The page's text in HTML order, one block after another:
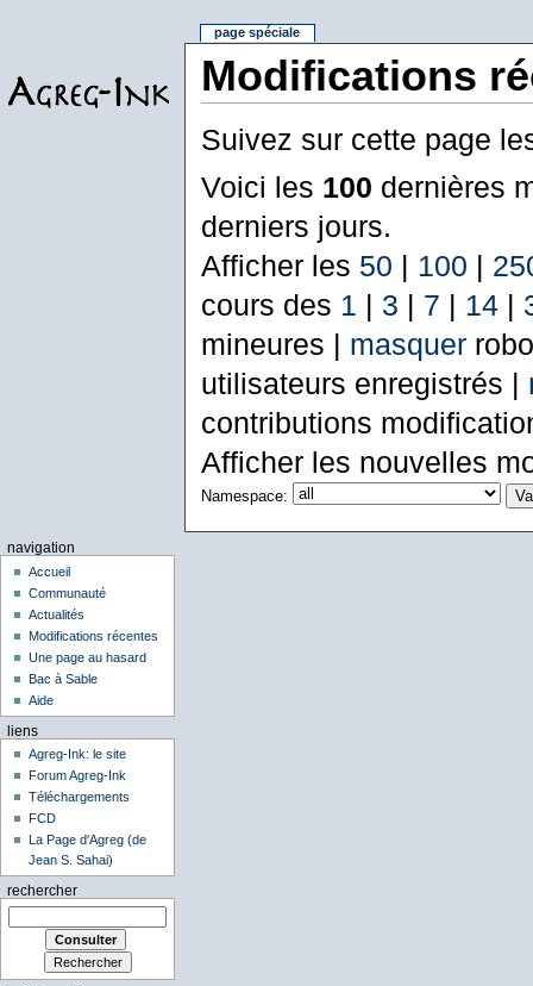
Modifications
Suivez sur cette page
Voici les 100 dernières
derniers jours.
Afficher les 50 | 100 |
cours des 1 | 3 | 7 | 14|
mineures | masquer
utilisateurs enregistrés |
contributions
Afficher les nouvelles
Namespace:
page spéciale
navigation
Accueil
Communauté
Actualités
Modifications récentes
Une page au hasard
Bac à Sable
Aide
liens
Agreg-Ink: le site
Forum Agreg-Ink
Téléchargements
FCD
La Page d'Agreg (de
Jean S. Sahai)
rechercher